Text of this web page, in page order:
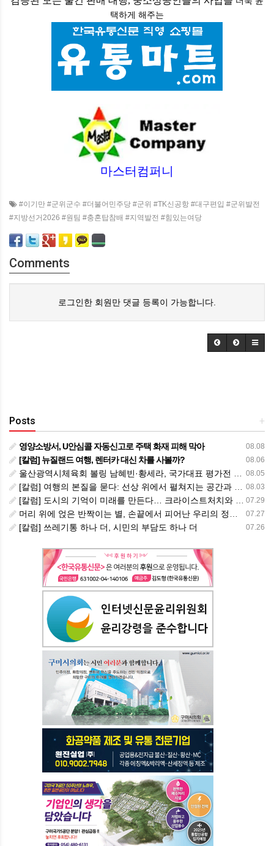
택하게 해주는
마스터컴퍼니
#이기만 #군위군수 #더불어민주당 #군위 #TK신공항 #대구편입 #군위발전
#지방선거2026 #원팀 #충혼탑참배 #지역발전 #힘있는여당
Comments
로그인한 회원만 댓글 등록이 가능합니다.
+
Posts
08.08
영양소방서, U안심콜 자동신고로 주택 화재 피해 막아
08.06
[칼럼] 뉴질랜드 여행, 렌터카 대신 차를 사볼까?
08.05
울산광역시체육회 볼링 남혜빈·황세라, 국가대표 평가전 통과… ‘아시아선수권 출전’
08.03
[칼럼] 여행의 본질을 묻다: 선상 위에서 펼쳐지는 공간과 사람, 그리고 미식의 미학
07.29
[칼럼] 도시의 기억이 미래를 만든다… 크라이스트처치와 한국 도시가 주는 교훈
07.27
머리 위에 얹은 반짝이는 별, 손끝에서 피어난 우리의 정체성
07.26
[칼럼] 쓰레기통 하나 더, 시민의 부담도 하나 더